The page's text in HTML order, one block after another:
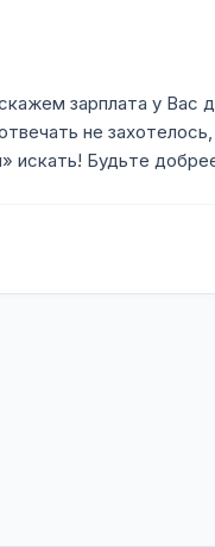
зарплата у Вас
не
искать! Будьте